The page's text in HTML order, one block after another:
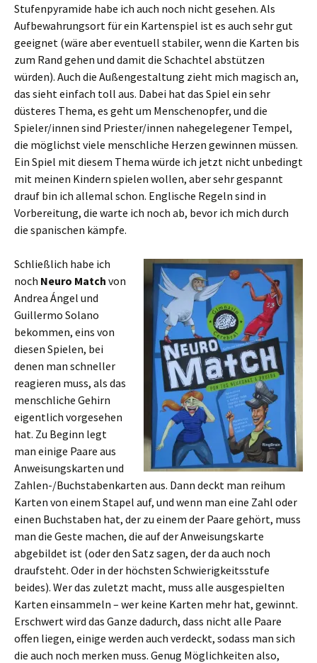
Stufenpyramide habe ich auch noch nicht gesehen. Als
Aufbewahrungsort für ein Kartenspiel ist es auch sehr gut
geeignet (wäre aber eventuell stabiler, wenn die Karten bis
zum Rand gehen und damit die Schachtel abstützen
würden). Auch die Außengestaltung zieht mich magisch an,
das sieht einfach toll aus. Dabei hat das Spiel ein sehr
düsteres Thema, es geht um Menschenopfer, und die
Spieler/innen sind Priester/innen nahegelegener Tempel,
die möglichst viele menschliche Herzen gewinnen müssen.
Ein Spiel mit diesem Thema würde ich jetzt nicht unbedingt
mit meinen Kindern spielen wollen, aber sehr gespannt
drauf bin ich allemal schon. Englische Regeln sind in
Vorbereitung, die warte ich noch ab, bevor ich mich durch
die spanischen kämpfe.
Schließlich habe ich
noch Neuro Match von
Andrea Ángel und
Guillermo Solano
bekommen, eins von
diesen Spielen, bei
denen man schneller
reagieren muss, als das
menschliche Gehirn
eigentlich vorgesehen
hat. Zu Beginn legt
man einige Paare aus
Anweisungskarten und
Zahlen-/Buchstabenkarten aus. Dann deckt man reihum
Karten von einem Stapel auf, und wenn man eine Zahl oder
einen Buchstaben hat, der zu einem der Paare gehört, muss
man die Geste machen, die auf der Anweisungskarte
abgebildet ist (oder den Satz sagen, der da auch noch
draufsteht. Oder in der höchsten Schwierigkeitsstufe
beides). Wer das zuletzt macht, muss alle ausgespielten
Karten einsammeln – wer keine Karten mehr hat, gewinnt.
Erschwert wird das Ganze dadurch, dass nicht alle Paare
offen liegen, einige werden auch verdeckt, sodass man sich
die auch noch merken muss. Genug Möglichkeiten also,